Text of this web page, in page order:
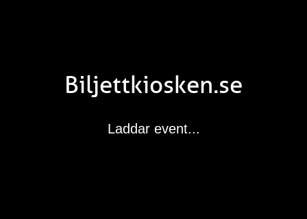
Biljettkiosken.se
Laddar event...